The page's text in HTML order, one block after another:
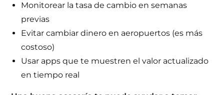
Monitorear la tasa de cambio en semanas
previas
Evitar cambiar dinero en aeropuertos (es más
costoso)
Usar apps que te muestren el valor actualizado
en tiempo real